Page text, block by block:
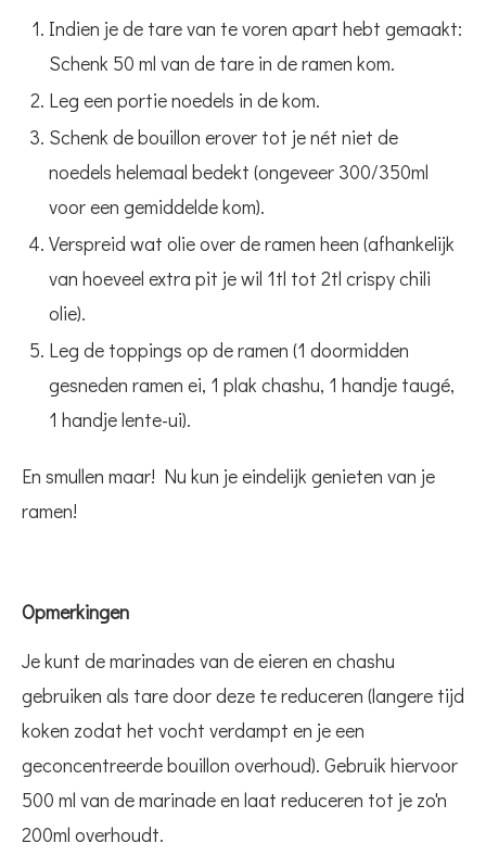
Indien je de tare van te voren apart hebt gemaakt:
Schenk 50 ml van de tare in de ramen kom.
Leg een portie noedels in de kom.
Schenk de bouillon erover tot je nét niet de
noedels helemaal bedekt (ongeveer 300/350ml
voor een gemiddelde kom).
Verspreid wat olie over de ramen heen (afhankelijk
van hoeveel extra pit je wil 1tl tot 2tl crispy chili
olie).
Leg de toppings op de ramen (1 doormidden
gesneden ramen ei, 1 plak chashu, 1 handje taugé,
1 handje lente-ui).
En smullen maar! Nu kun je eindelijk genieten van je
ramen!
Opmerkingen
Je kunt de marinades van de eieren en chashu
gebruiken als tare door deze te reduceren (langere tijd
koken zodat het vocht verdampt en je een
geconcentreerde bouillon overhoud). Gebruik hiervoor
500 ml van de marinade en laat reduceren tot je zo'n
200ml overhoudt.